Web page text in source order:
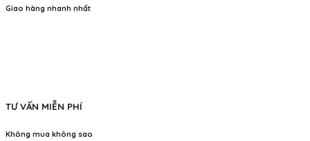
Giao hàng nhanh nhất
TƯ VẤN MIỄN PHÍ
Không mua không sao